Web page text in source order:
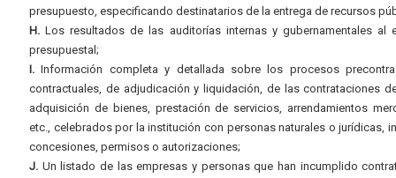
presupuesto, especificando destinatarios de la entrega de recursos
H. Los resultados de las auditorías internas y gubernamentales al
presupuestal;
I. Información completa y detallada sobre los procesos
contractuales, de adjudicación y liquidación, de las contrataciones
adquisición de bienes, prestación de servicios, arrendamientos
etc., celebrados por la institución con personas naturales o jurídicas,
concesiones, permisos o autorizaciones;
J. Un listado de las empresas y personas que han incumplido